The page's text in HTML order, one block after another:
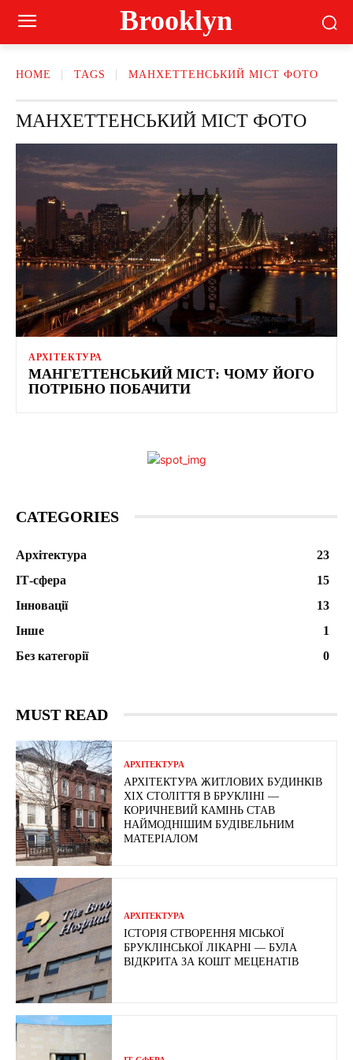
Brooklyn
HOME TAGS МАНХЕТТЕНСЬКИЙ МІСТ ФОТО
МАНХЕТТЕНСЬКИЙ МІСТ ФОТО
АРХІТЕКТУРА
МАНГЕТТЕНСЬКИЙ МІСТ: ЧОМУ ЙОГО
ПОТРІБНО ПОБАЧИТИ
CATEGORIES
Архітектура
23
ІТ-сфера
15
Інновації
13
Інше
1
Без категорії
0
MUST READ
АРХІТЕКТУРА
АРХІТЕКТУРА ЖИТЛОВИХ БУДИНКІВ
ХІХ СТОЛІТТЯ В БРУКЛІНІ —
КОРИЧНЕВИЙ КАМІНЬ СТАВ
НАЙМОДНІШИМ БУДІВЕЛЬНИМ
МАТЕРІАЛОМ
АРХІТЕКТУРА
ІСТОРІЯ СТВОРЕННЯ МІСЬКОЇ
БРУКЛІНСЬКОЇ ЛІКАРНІ — БУЛА
ВІДКРИТА ЗА КОШТ МЕЦЕНАТІВ